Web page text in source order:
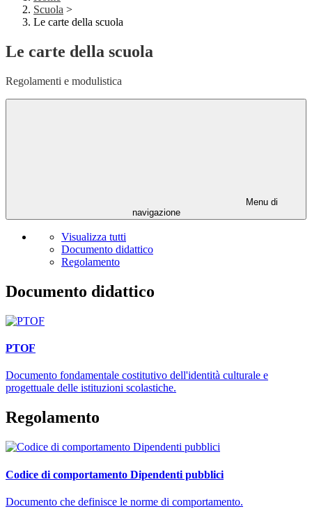
Scuola >
Le carte della scuola
Le carte della scuola
Regolamenti e modulistica
Menu di
navigazione
Visualizza tutti
Documento didattico
Regolamento
Documento didattico
PTOF
Documento fondamentale costitutivo dell'identità culturale e
progettuale delle istituzioni scolastiche.
Regolamento
Codice di comportamento Dipendenti pubblici
Documento che definisce le norme di comportamento.